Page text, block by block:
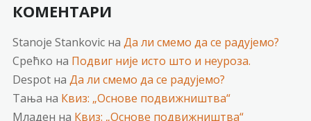
КОМЕНТАРИ
Stanoje Stankovicна Да ли смемо да се радујемо?
Срећко на Подвиг није исто што и неуроза.
Despotна Да ли смемо да се радујемо?
Тања на Квиз: „Основе подвижништва“
Младен на Квиз: „Основе подвижништва“